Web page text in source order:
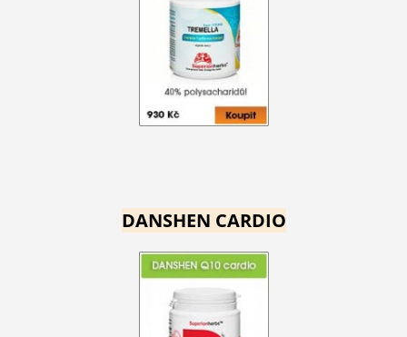
DANSHEN CARDIO